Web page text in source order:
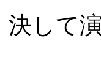
決して